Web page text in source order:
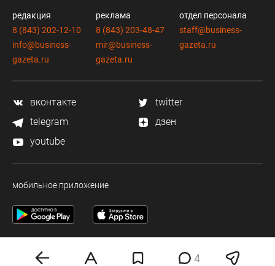
4
редакция
8 (843) 202-12-10
info@business-
gazeta.ru
реклама
8 (843) 203-48-47
mir@business-
gazeta.ru
отдел персонала
staff@business-
gazeta.ru
вконтакте
twitter
telegram
дзен
youtube
мобильное приложение